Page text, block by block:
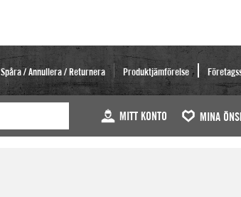
Spåra / Annullera / Returnera Produktjämförelse
MITT KONTO MINA